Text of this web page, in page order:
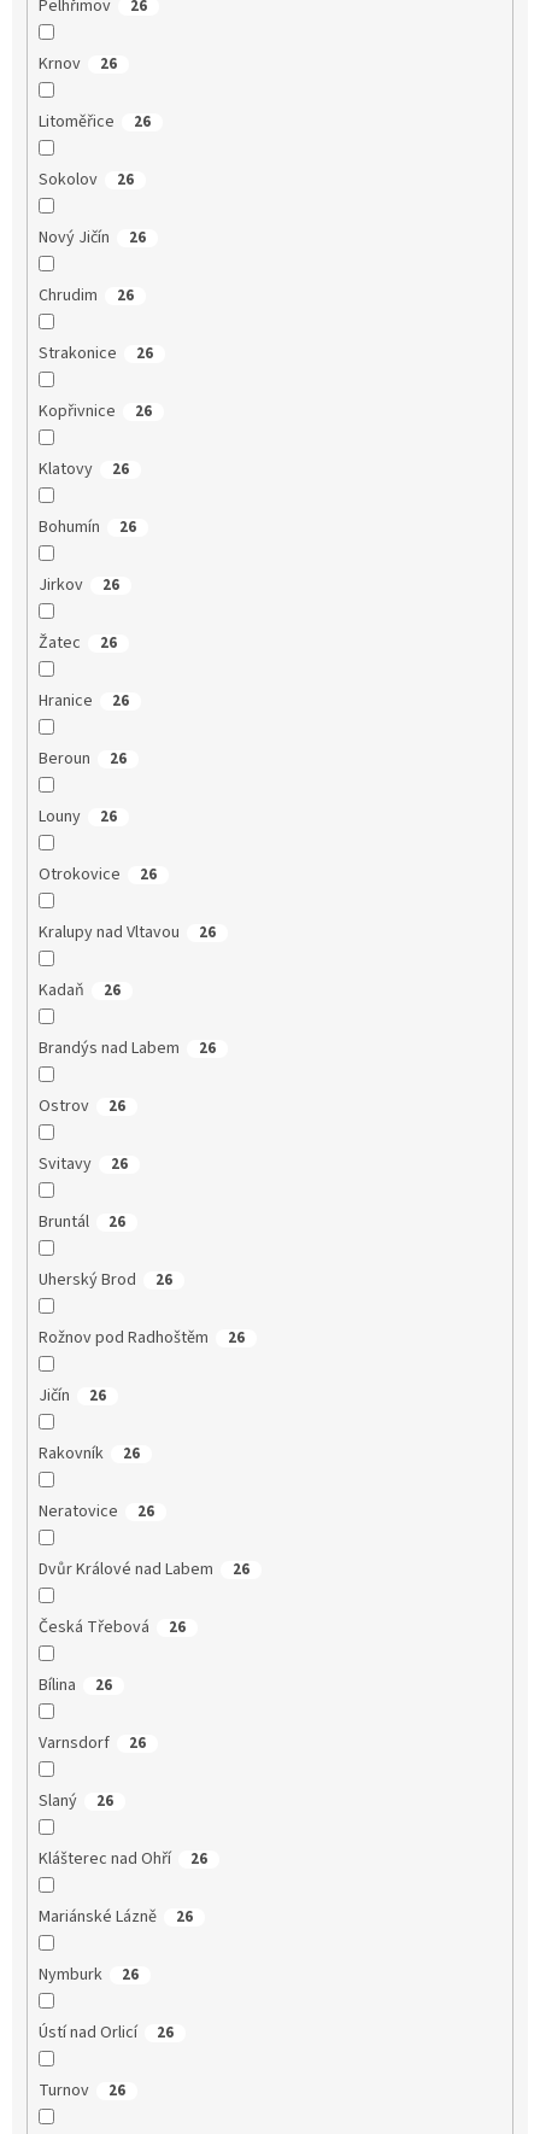
Pelhřimov 26
Krnov 26
Litoměřice 26
Sokolov 26
Nový Jičín 26
Chrudim 26
Strakonice 26
Kopřivnice 26
Klatovy 26
Bohumín 26
Jirkov 26
Žatec 26
Hranice 26
Beroun 26
Louny 26
Otrokovice 26
Kralupy nad Vltavou 26
Kadaň 26
Brandýs nad Labem 26
Ostrov 26
Svitavy 26
Bruntál 26
Uherský Brod 26
Rožnov pod Radhoštěm 26
Jičín 26
Rakovník 26
Neratovice 26
Dvůr Králové nad Labem 26
Česká Třebová 26
Bílina 26
Varnsdorf 26
Slaný 26
Klášterec nad Ohří 26
Mariánské Lázně 26
Nymburk 26
Ústí nad Orlicí 26
Turnov 26